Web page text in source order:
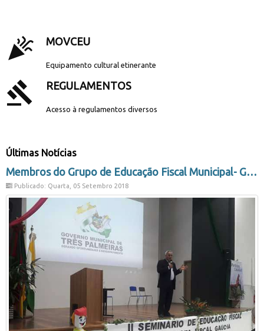
celebration MOVCEU
Equipamento cultural etinerante
gavel REGULAMENTOS
Acesso à regulamentos diversos
Últimas Notícias
Membros do Grupo de Educação Fiscal Municipal- GEFIM participam do II Seminário de Educação Fiscal e Nota Fiscal Gaúcha.
Publicado: Quarta, 05 Setembro 2018